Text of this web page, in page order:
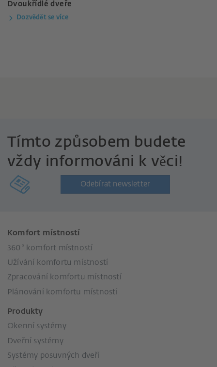
Dvoukřídlé dveře
Dozvědět se více
Tímto způsobem budete
vždy informováni k věci!
Odebírat newsletter
Komfort místností
360° komfort místností
Užívání komfortu místností
Zpracování komfortu místností
Plánování komfortu místností
Produkty
Okenní systémy
Dveřní systémy
Systémy posuvných dveří